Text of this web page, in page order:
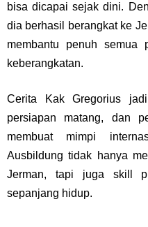
bisa dicapai sejak dini.
dia berhasil berangkat ke
membantu penuh semua
keberangkatan.
Cerita Kak Gregorius
persiapan matang, dan
membuat mimpi
Ausbildung tidak hanya
Jerman, tapi juga skill
sepanjang hidup.